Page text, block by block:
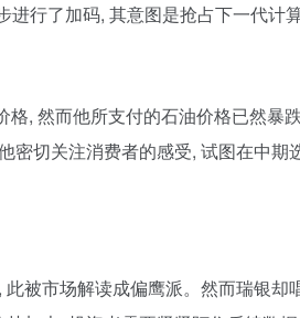
行了加码, 其意图是抢占下一代计算
, 然而他所支付的石油价格已然暴
切关注消费者的感受, 试图在中期
被市场解读成偏鹰派。然而瑞银却